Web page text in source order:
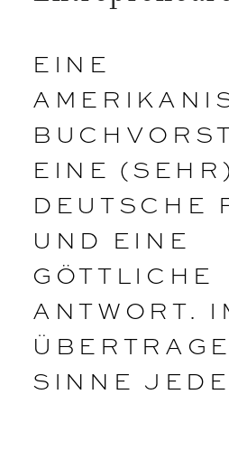
EINE
EINE (SEHR)
DEUTSCHE
UND EINE
GÖTTLICHE
ANTWORT.
SINNE